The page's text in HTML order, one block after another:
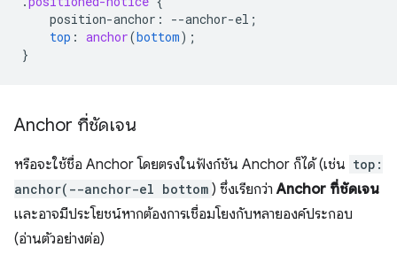
position-anchor : --anchor-el ;
top : anchor(bottom);
}
Anchor ที่ชัดเจน
หรือจะใช้ชื่อ Anchor โดยตรงในฟังก์ชัน Anchor ก็ได้ (เช่น top:
anchor(--anchor-el bottom ) ซึ่งเรียกว่าAnchor ที่ชัดเจน
และอาจมีประโยชน์หากต้องการเชื่อมโยงกับหลายองค์ประกอบ
(อ่านตัวอย่างต่อ)